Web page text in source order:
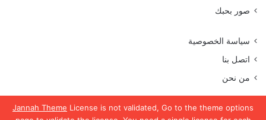
Jannah Theme License is not validated, Go to the theme options
صور بحبك
سياسة الخصوصية
اتصل بنا
من نحن